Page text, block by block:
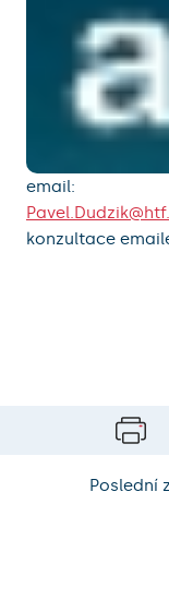
email:
konzultace
Poslední